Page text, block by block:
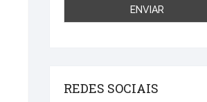
REDES SOCIAIS